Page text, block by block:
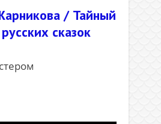
/ Тайный
сказок